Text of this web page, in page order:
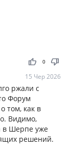
thumb_up thumb_down
0
15 Чер 2026
ржали с
Форум
том, как в
Видимо,
в Шерпе уже
решений.